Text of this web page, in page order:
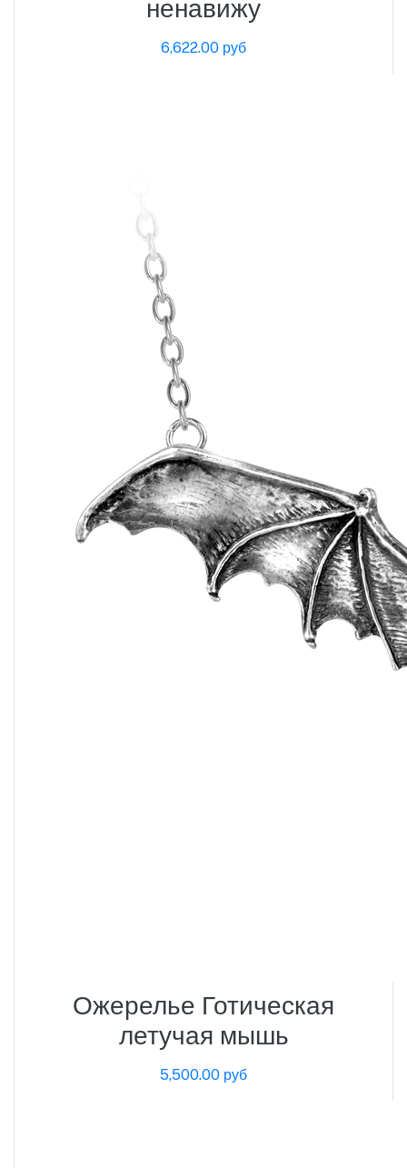
ненавижу
6,622.00 руб
Ожерелье Готическая
летучая мышь
5,500.00 руб